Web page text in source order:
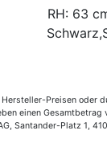
RH: 63
Preisen oder
einen
Santander-Platz 1,